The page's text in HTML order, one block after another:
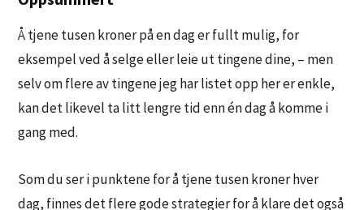
Å tjene tusen kroner på en dag er fullt mulig, for
eksempel ved å selge eller leie ut tingene dine, – men
selv om flere av tingene jeg har listet opp her er enkle,
kan det likevel ta litt lengre tid enn én dag å komme i
gang med.
Som du ser i punktene for å tjene tusen kroner hver
dag, finnes det flere gode strategier for å klare det også